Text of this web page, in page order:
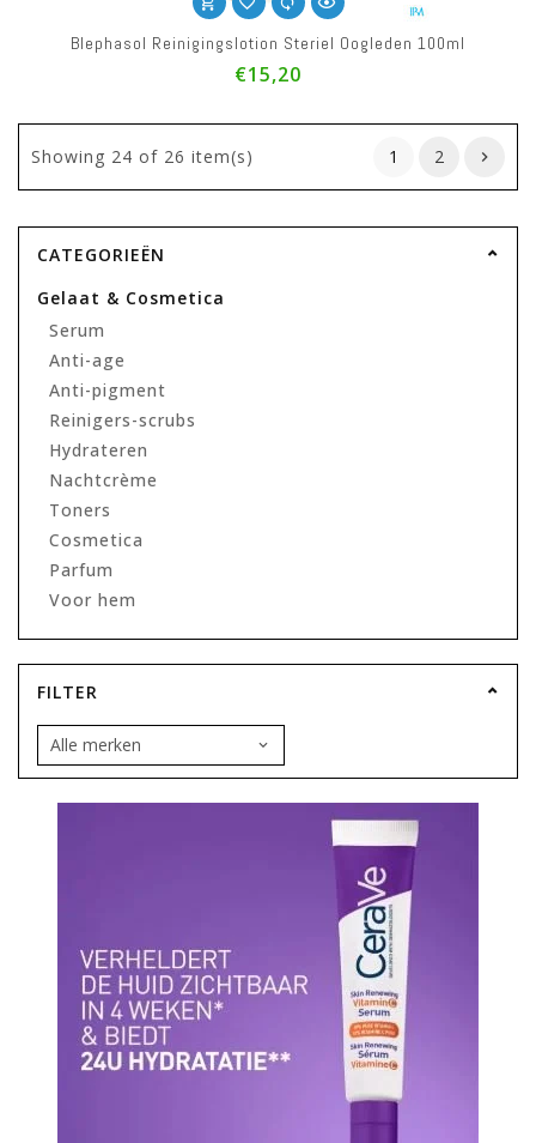
Blephasol Reinigingslotion Steriel Oogleden 100ml
€15,20
Showing 24 of 26 item(s) 1 2
CATEGORIEËN
Gelaat & Cosmetica
Serum
Anti-age
Anti-pigment
Reinigers-scrubs
Hydrateren
Nachtcrème
Toners
Cosmetica
Parfum
Voor hem
FILTER